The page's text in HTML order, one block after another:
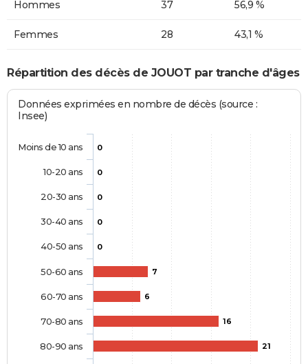
Hommes 37 56,9 %
Femmes 28 43,1 %
Répartition des décès de JOUOT par tranche d'âges
Données exprimées en nombre de décès (source :
Insee)
0
0
0
0
0
7
6
16
21
Moins de 10 ans
10-20 ans
20-30 ans
30-40 ans
40-50 ans
50-60 ans
60-70 ans
70-80 ans
80-90 ans